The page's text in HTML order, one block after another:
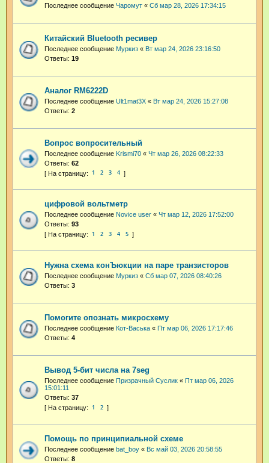
Последнее сообщение Чаромут « Сб мар 28, 2026 17:34:15
Китайский Bluetooth ресивер
Последнее сообщение Муркиз « Вт мар 24, 2026 23:16:50
Ответы: 19
Аналог RM6222D
Последнее сообщение Ult1mat3X « Вт мар 24, 2026 15:27:08
Ответы: 2
Вопрос вопросительный
Последнее сообщение Krismi70 « Чт мар 26, 2026 08:22:33
Ответы: 62
1 2 3 4
цифровой вольтметр
Последнее сообщение Novice user « Чт мар 12, 2026 17:52:00
Ответы: 93
1 2 3 4 5
Нужна схема конЪюкции на паре транзисторов
Последнее сообщение Муркиз « Сб мар 07, 2026 08:40:26
Ответы: 3
Помогите опознать микросхему
Последнее сообщение Кот-Васька « Пт мар 06, 2026 17:17:46
Ответы: 4
Вывод 5-бит числа на 7seg
Последнее сообщение Призрачный Суслик « Пт мар 06, 2026
15:01:11
Ответы: 37
1 2
Помощь по принципиальной схеме
Последнее сообщение bat_boy « Вс май 03, 2026 20:58:55
Ответы: 8